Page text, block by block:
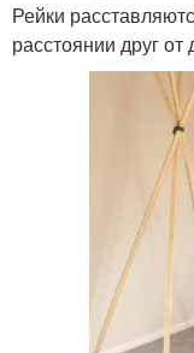
Рейки
расстоянии друг от